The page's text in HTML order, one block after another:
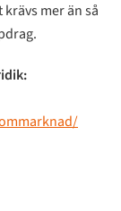
mer än så